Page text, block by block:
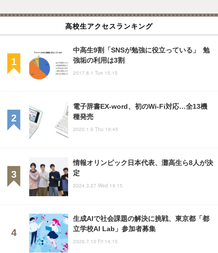
高校生アクセスランキング
中高生9割「SNSが勉強に役立っている」 勉
強垢の利用は3割
2017.8.1 Tue 15:15
電子辞書EX-word、初のWi-Fi対応…全13機
種発売
2020.1.9 Thu 16:45
情報オリンピック日本代表、灘高生ら8人が決
定
2024.3.27 Wed 19:15
生成AIで社会課題の解決に挑戦、東京都「都
立学校AI Lab」参加者募集
2026.7.10 Fri 14:15